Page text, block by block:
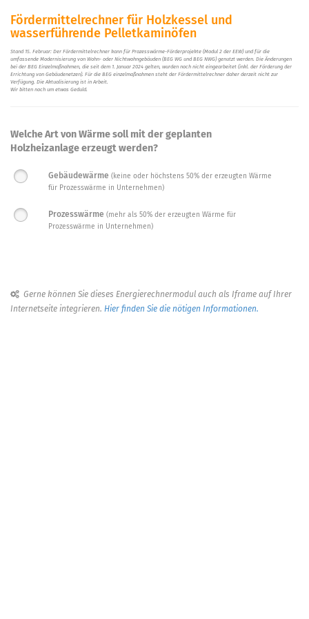
Fördermittelrechner für Holzkessel und
wasserführende Pelletkaminöfen
Stand 15. Februar: Der Fördermittelrechner kann für Prozesswärme-Förderprojekte (Modul 2 der EEW) und für die
umfassende Modernisierung von Wohn- oder Nichtwohngebäuden (BEG WG und BEG NWG) genutzt werden. Die Änderungen
bei der BEG Einzelmaßnahmen, die seit dem 1. Januar 2024 gelten, wurden noch nicht eingearbeitet (inkl. der Förderung der
Errichtung von Gebäudenetzen). Für die BEG einzelmaßnahmen steht der Fördermittelrechner daher derzeit nicht zur
Verfügung. Die Aktualisierung ist in Arbeit.
Wir bitten noch um etwas Geduld.
Welche Art von Wärme soll mit der geplanten
Holzheizanlage erzeugt werden?
Gebäudewärme (keine oder höchstens 50% der erzeugten Wärme
für Prozesswärme in Unternehmen)
Prozesswärme (mehr als 50% der erzeugten Wärme für
Prozesswärme in Unternehmen)
Gerne können Sie dieses Energierechnermodul auch als Iframe auf Ihrer
Internetseite integrieren. Hier finden Sie die nötigen Informationen.